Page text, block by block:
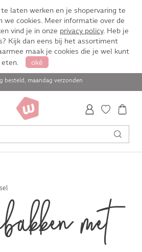
laten werken en je shopervaring te
we cookies. Meer informatie over de
vind je in onze privacy policy. Heb je
Kijk dan eens bij het assortiment
maak je cookies die je wel kunt
eten.
oké
besteld, maandag verzonden
met